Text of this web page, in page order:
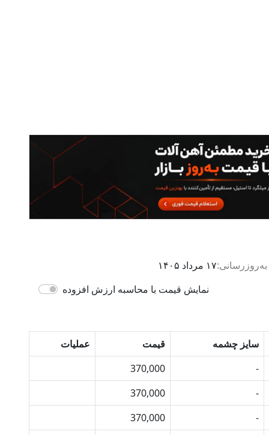
۱۷ مرداد ۱۴۰۵
نمایش قیمت با محاسبه ارزش افزوده
سایز چشمه قیمت
عملیات
-
370,000
-
370,000
-
370,000